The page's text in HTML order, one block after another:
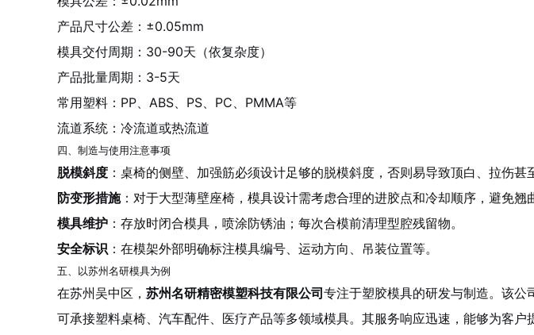
产品尺寸公差：±0.05mm
模具交付周期：30-90天（依复杂度）
产品批量周期：3-5天
常用塑料：PP、ABS、PS、PC、PMMA等
流道系统：冷流道或热流道
四、制造与使用注意事项
脱模斜度 ：桌椅的侧壁、加强筋必须设计足够的脱模斜度，否则易导致顶白、拉伤甚
防变形措施：对于大型薄壁座椅，模具设计需考虑合理的进胶点和冷却顺序，避免翘
模具维护 ：存放时闭合模具，喷涂防锈油；每次合模前清理型腔残留物。
安全标识 ：在模架外部明确标注模具编号、运动方向、吊装位置等。
五、以苏州名研模具为例
在苏州吴中区， 苏州名研精密模塑科技有限公司专注于塑胶模具的研发与制造。该公
可承接塑料桌椅、汽车配件、医疗产品等多领域模具。其服务响应迅速，能够为客